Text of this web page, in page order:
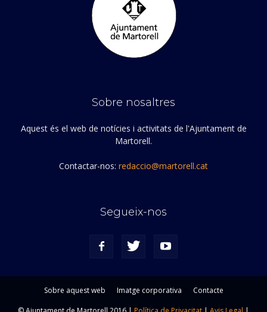
Sobre nosaltres
Aquest és el web de notícies i activitats de l'Ajuntament de
Martorell.
Contactar-nos: redaccio@martorell.cat
Segueix-nos
Sobre aquest web Imatge corporativa
Contacte